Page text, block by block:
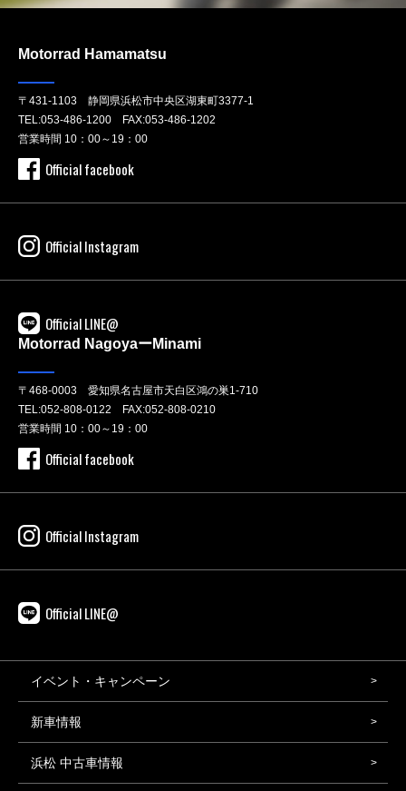
Motorrad Hamamatsu
〒431-1103 静岡県浜松市中央区湖東町3377-1
TEL:053-486-1200 FAX:053-486-1202
営業時間 10：00～19：00
Official facebook
Official Instagram
Official LINE@
Motorrad NagoyaーMinami
〒468-0003 愛知県名古屋市天白区鴻の巣1-710
TEL:052-808-0122 FAX:052-808-0210
営業時間 10：00～19：00
Official facebook
Official Instagram
Official LINE@
イベント・キャンペーン
新車情報
浜松 中古車情報